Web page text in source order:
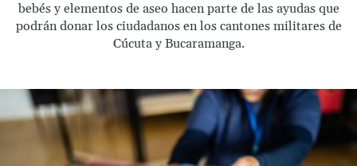
bebés y elementos de aseo hacen parte de las ayudas que
podrán donar los ciudadanos en los cantones militares de
Cúcuta y Bucaramanga.